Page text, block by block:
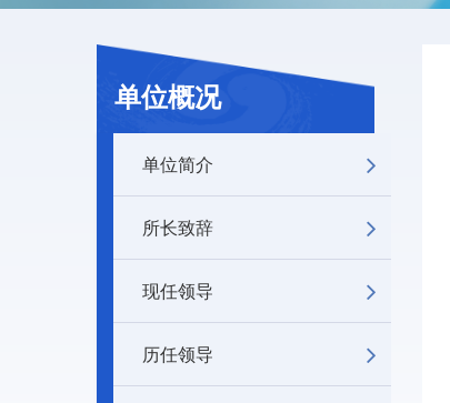
单位概况
单位简介
所长致辞
现任领导
历任领导